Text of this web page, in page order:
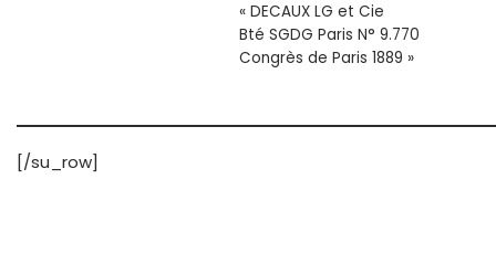
« DECAUX LG et Cie
Bté SGDG Paris N° 9.770
Congrès de Paris 1889 »
[/su_row]